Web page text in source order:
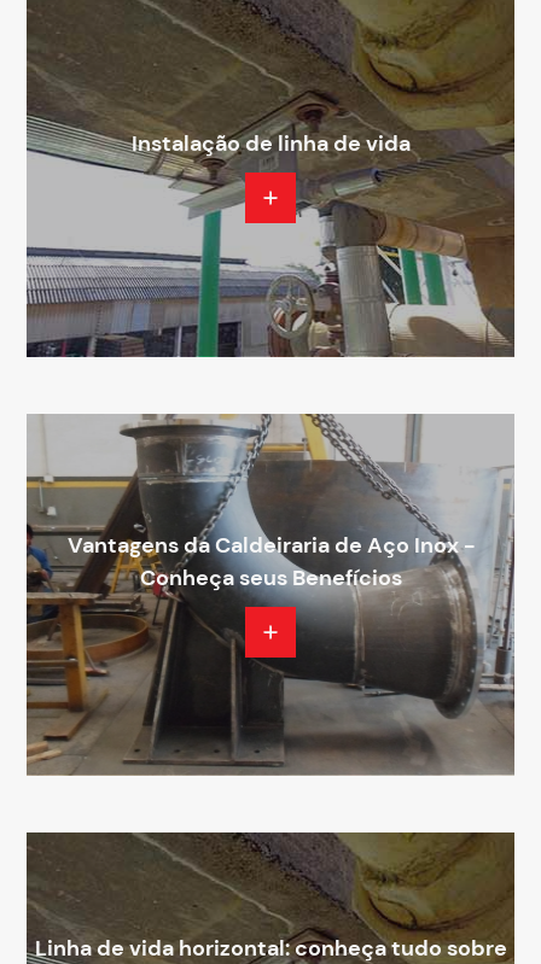
Instalação de linha de vida
Vantagens da Caldeiraria de Aço Inox -
Conheça seus Benefícios
Linha de vida horizontal: conheça tudo sobre